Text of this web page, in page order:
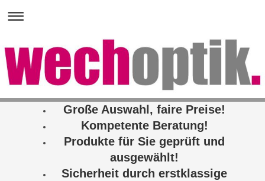
Große Auswahl, faire Preise!
Kompetente Beratung!
Produkte für Sie geprüft und
ausgewählt!
Sicherheit durch erstklassige